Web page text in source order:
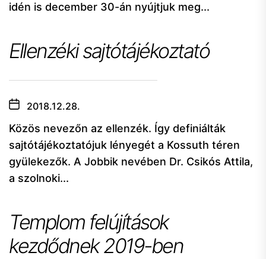
idén is december 30-án nyújtjuk meg...
Ellenzéki sajtótájékoztató
2018.12.28.
Közös nevezőn az ellenzék. Így definiálták
sajtótájékoztatójuk lényegét a Kossuth téren
gyülekezők. A Jobbik nevében Dr. Csikós Attila,
a szolnoki...
Templom felújítások
kezdődnek 2019-ben